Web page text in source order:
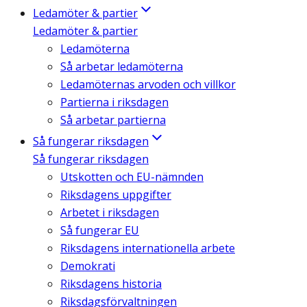
Ledamöter & partier
Ledamöter & partier
Ledamöterna
Så arbetar ledamöterna
Ledamöternas arvoden och villkor
Partierna i riksdagen
Så arbetar partierna
Så fungerar riksdagen
Så fungerar riksdagen
Utskotten och EU-nämnden
Riksdagens uppgifter
Arbetet i riksdagen
Så fungerar EU
Riksdagens internationella arbete
Demokrati
Riksdagens historia
Riksdagsförvaltningen